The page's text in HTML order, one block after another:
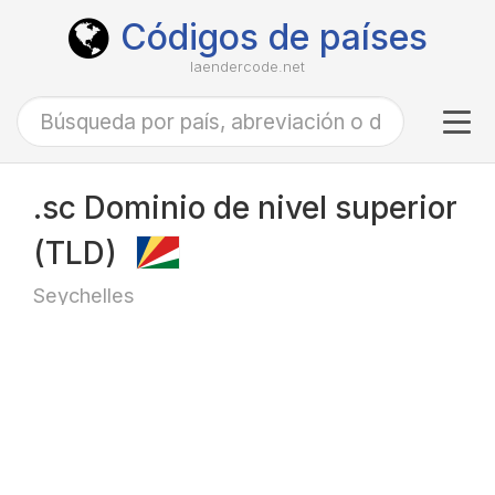
Códigos de países
laendercode.net
.sc Dominio de nivel superior
(TLD)
Seychelles